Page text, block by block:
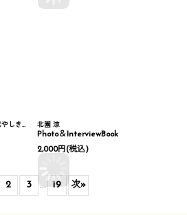
ドラマ『East End CARNIVAL 浅草花やしき探偵物語〜prologue〜』 北園 涼
Photo＆InterviewBook
2,000円(税込)
2 3 ... 19 次»